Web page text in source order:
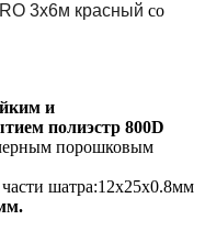
3х6м красный со
и
полиэстр 800D
порошковым
шатра:12х25х0.8мм